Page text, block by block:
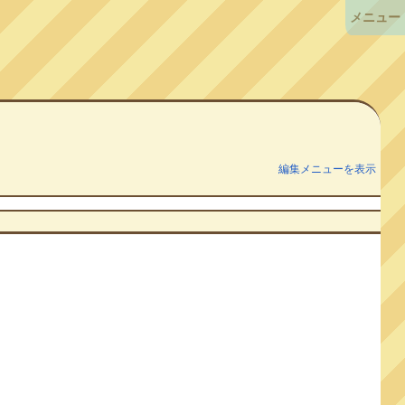
編集メニューを表示
メニュー